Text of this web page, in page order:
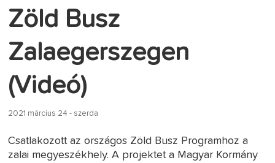
Zöld Busz
Zalaegerszegen
(Videó)
2021 március 24 - szerda
Csatlakozott az országos Zöld Busz Programhoz a
zalai megyeszékhely. A projektet a Magyar Kormány